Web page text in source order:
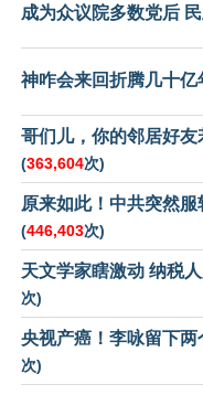
成为众议院多数党后
神咋会来回折腾几十亿
哥们儿，你的邻居好
(363,604次)
原来如此！中共突然
(446,403次)
天文学家瞎激动 纳税
次)
央视产癌！李咏留下两
次)